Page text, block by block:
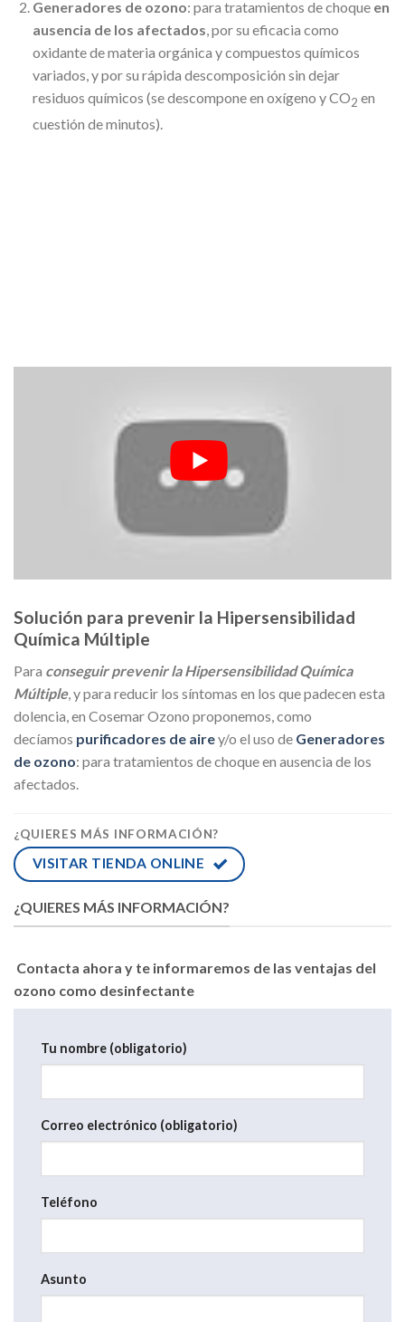
Generadores de ozono: para tratamientos de choqueen
ausencia de los afectados, por su eficacia como
oxidante de materia orgánica y compuestos químicos
variados, y por su rápida descomposición sin dejar
residuos químicos (se descompone en oxígeno y CO2 en
cuestión de minutos).
Solución para prevenir la Hipersensibilidad
Química Múltiple
Para conseguir prevenir la Hipersensibilidad Química
Múltiple, y para reducir los síntomas en los que padecen esta
dolencia, en Cosemar Ozono proponemos, como
decíamos purificadores de airey/o el uso de Generadores
de ozono: para tratamientos de choque en ausencia de los
afectados.
¿QUIERES MÁS INFORMACIÓN?
VISITAR TIENDA ONLINE
¿QUIERES MÁS INFORMACIÓN?
Contacta ahora y te informaremos de las ventajas del
ozono como desinfectante
Tu nombre (obligatorio)
Correo electrónico (obligatorio)
Teléfono
Asunto